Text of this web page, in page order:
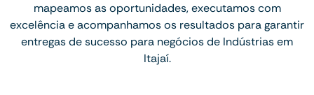
mapeamos as oportunidades, executamos com
excelência e acompanhamos os resultados para garantir
entregas de sucesso para negócios de Indústrias em
Itajaí.